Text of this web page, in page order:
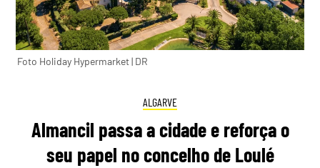
Foto Holiday Hypermarket | DR
ALGARVE
Almancil passa a cidade e reforça o
seu papel no concelho de Loulé